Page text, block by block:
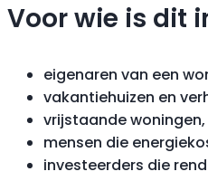
Voor wie is dit
eigenaren van een
vakantiehuizen en
vrijstaande
mensen die
investeerders die